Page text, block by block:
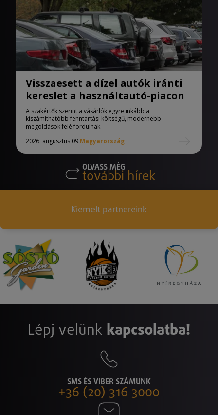
Visszaesett a dízel autók iránti
kereslet a használtautó-piacon
A szakértők szerint a vásárlók egyre inkább a
kiszámíthatóbb fenntartási költségű, modernebb
megoldások felé fordulnak.
2026. augusztus 09.Magyarország
OLVASS MÉG
további hírek
Kiemelt partnereink
Lépj velünk kapcsolatba!
SMS ÉS VIBER SZÁMUNK
+36 (20) 316 3000